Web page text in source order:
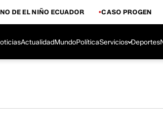
DE EL NIÑO ECUADOR CASO PROGEN
ActualidadMundoPolíticaServicios Deportes